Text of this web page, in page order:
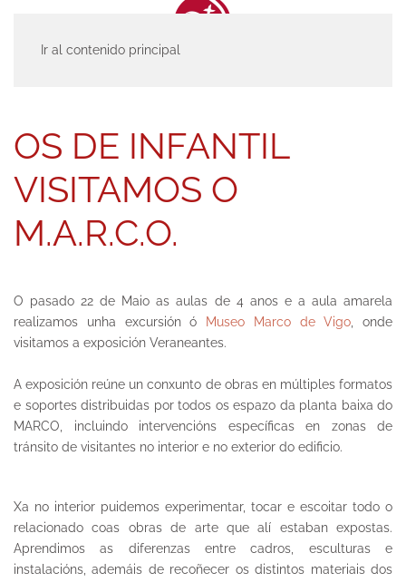
Ir al contenido principal
OS DE INFANTIL
VISITAMOS O
M.A.R.C.O.
O pasado 22 de Maio as aulas de 4 anos e a aula amarela
realizamos unha excursión ó
Museo Marco de Vigo , onde
visitamos a exposición Veraneantes.
A exposición reúne un conxunto de obras en múltiples formatos
e soportes distribuidas por todos os espazo da planta baixa do
MARCO, incluindo intervencións específicas en zonas de
tránsito de visitantes no interior e no exterior do edificio.
Xa no interior puidemos experimentar, tocar e escoitar todo o
relacionado coas obras de arte que alí estaban expostas.
Aprendimos as diferenzas entre cadros, esculturas e
instalacións, ademáis de recoñecer os distintos materiais dos